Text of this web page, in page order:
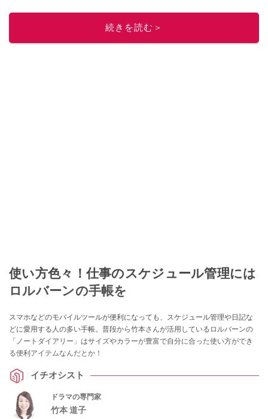
続きを読む＞
使い方色々！仕事のスケジュール管理には
ロルバーンの手帳を
スマホなどのモバイルツールが便利になっても、スケジュール管理や日記な
どに愛用する人の多い手帳。普段から竹本さんが活用しているロルバーンの
「ノートダイアリー」はサイズやカラーが豊富で自分に合った使い方ができ
る便利アイテムなんだとか！
イチオシスト
ドラマの専門家
竹本 道子